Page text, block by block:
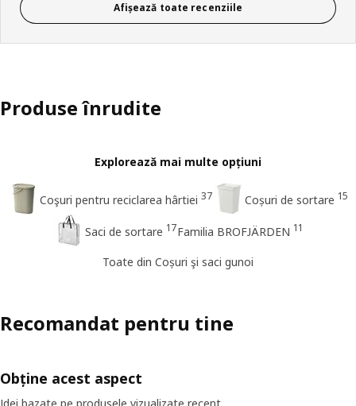
Afișează toate recenziile
Produse înrudite
Explorează mai multe opțiuni
Coşuri pentru reciclarea hârtiei 37 Coșuri de sortare 15
Saci de sortare 17Familia BROFJÄRDEN 11
Toate din Coșuri şi saci gunoi
Recomandat pentru tine
Obține acest aspect